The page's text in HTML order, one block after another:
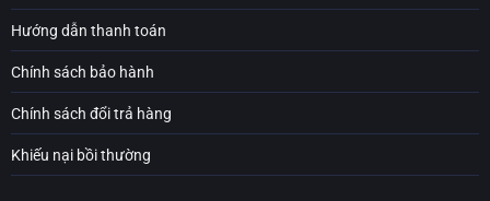
Hướng dẫn thanh toán
Chính sách bảo hành
Chính sách đổi trả hàng
Khiếu nại bồi thường